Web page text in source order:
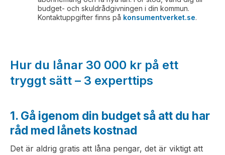
budget- och skuldrådgivningen i din kommun.
Kontaktuppgifter finns på konsumentverket.se.
Hur du lånar 30 000 kr på ett
tryggt sätt – 3 experttips
1. Gå igenom din budget så att du har
råd med lånets kostnad
Det är aldrig gratis att låna pengar, det är viktigt att